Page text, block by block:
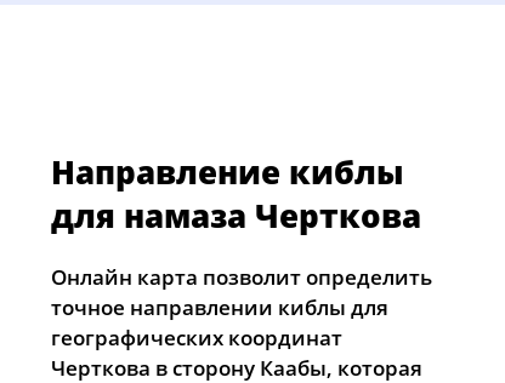
Направление киблы
для намаза Черткова
Онлайн карта позволит определить
точное направлении киблы для
географических координат
Черткова в сторону Каабы, которая